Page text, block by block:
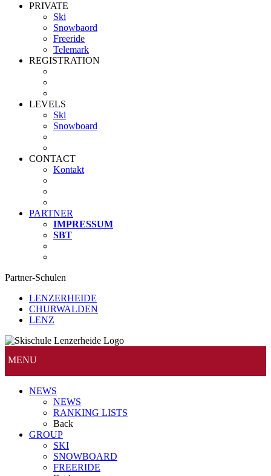
PRIVATE
Ski
Snowbaord
Freeride
Telemark
REGISTRATION
LEVELS
Ski
Snowboard
CONTACT
Kontakt
PARTNER
IMPRESSUM
SBT
Partner-Schulen
LENZERHEIDE
CHURWALDEN
LENZ
MENU
NEWS
NEWS
RANKING LISTS
Back
GROUP
SKI
SNOWBOARD
FREERIDE